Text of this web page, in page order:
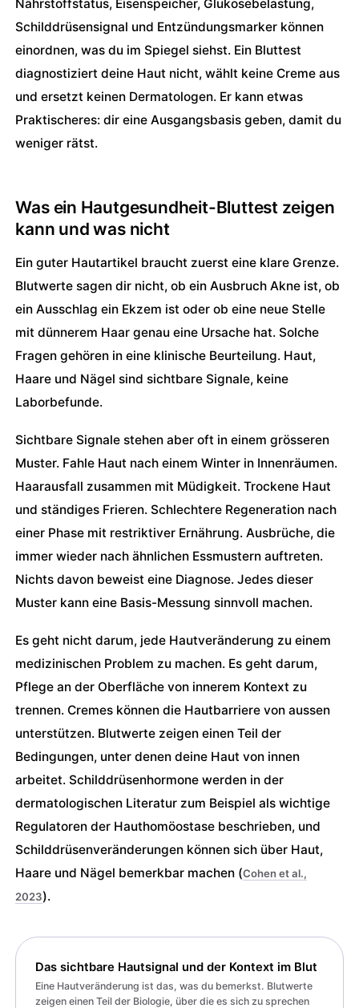
Nährstoffstatus, Eisenspeicher, Glukosebelastung,
Schilddrüsensignal und Entzündungsmarker können
einordnen, was du im Spiegel siehst. Ein Bluttest
diagnostiziert deine Haut nicht, wählt keine Creme aus
und ersetzt keinen Dermatologen. Er kann etwas
Praktischeres: dir eine Ausgangsbasis geben, damit du
weniger rätst.
Was ein Hautgesundheit-Bluttest zeigen
kann und was nicht
Ein guter Hautartikel braucht zuerst eine klare Grenze.
Blutwerte sagen dir nicht, ob ein Ausbruch Akne ist, ob
ein Ausschlag ein Ekzem ist oder ob eine neue Stelle
mit dünnerem Haar genau eine Ursache hat. Solche
Fragen gehören in eine klinische Beurteilung. Haut,
Haare und Nägel sind sichtbare Signale, keine
Laborbefunde.
Sichtbare Signale stehen aber oft in einem grösseren
Muster. Fahle Haut nach einem Winter in Innenräumen.
Haarausfall zusammen mit Müdigkeit. Trockene Haut
und ständiges Frieren. Schlechtere Regeneration nach
einer Phase mit restriktiver Ernährung. Ausbrüche, die
immer wieder nach ähnlichen Essmustern auftreten.
Nichts davon beweist eine Diagnose. Jedes dieser
Muster kann eine Basis-Messung sinnvoll machen.
Es geht nicht darum, jede Hautveränderung zu einem
medizinischen Problem zu machen. Es geht darum,
Pflege an der Oberfläche von innerem Kontext zu
trennen. Cremes können die Hautbarriere von aussen
unterstützen. Blutwerte zeigen einen Teil der
Bedingungen, unter denen deine Haut von innen
arbeitet. Schilddrüsenhormone werden in der
dermatologischen Literatur zum Beispiel als wichtige
Regulatoren der Hauthomöostase beschrieben, und
Schilddrüsenveränderungen können sich über Haut,
Haare und Nägel bemerkbar machen (Cohen et al.,
2023).
Das sichtbare Hautsignal und der Kontext im Blut
Eine Hautveränderung ist das, was du bemerkst. Blutwerte
zeigen einen Teil der Biologie, über die es sich zu sprechen